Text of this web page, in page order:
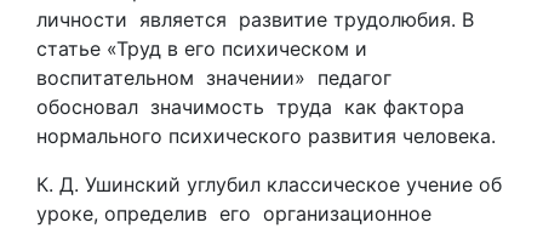
личности является развитие трудолюбия. В
статье «Труд в его психическом и
воспитательном значении» педагог
обосновал значимость труда как фактора
нормального психического развития человека.
К. Д. Ушинский углубил классическое учение об
уроке, определив его организационное